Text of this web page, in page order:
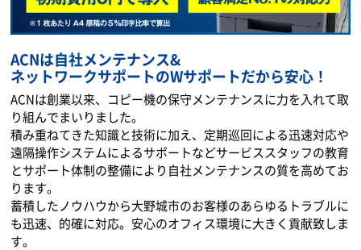
ACNは自社メンテナンス&
ネットワークサポートのWサポートだから安心！
ACNは創業以来、コピー機の保守メンテナンスに力を入れて取
り組んでまいりました。
積み重ねてきた知識と技術に加え、定期巡回による迅速対応や
遠隔操作システムによるサポートなどサービススタッフの教育
とサポート体制の整備により自社メンテナンスの質を高めてお
ります。
蓄積したノウハウから大野城市のお客様のあらゆるトラブルに
も迅速、的確に対応。安心のオフィス環境に大きく貢献致しま
す。